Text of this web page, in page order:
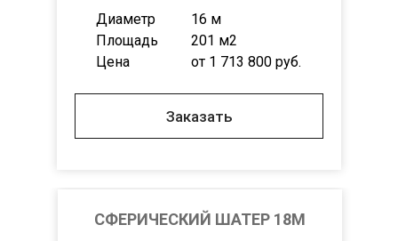
Заказать
16 м
201 м2
от 1 713 800 руб.
Диаметр
Площадь
Цена
СФЕРИЧЕСКИЙ ШАТЕР 18М